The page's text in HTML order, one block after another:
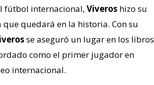
fútbol internacional, Viveros hizo su
quedará en la historia. Con su
se aseguró un lugar en los libros
como el primer jugador en
internacional.